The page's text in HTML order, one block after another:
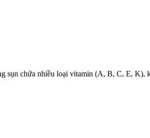
sụn chứa nhiều loại vitamin (A, B, C, E, K),